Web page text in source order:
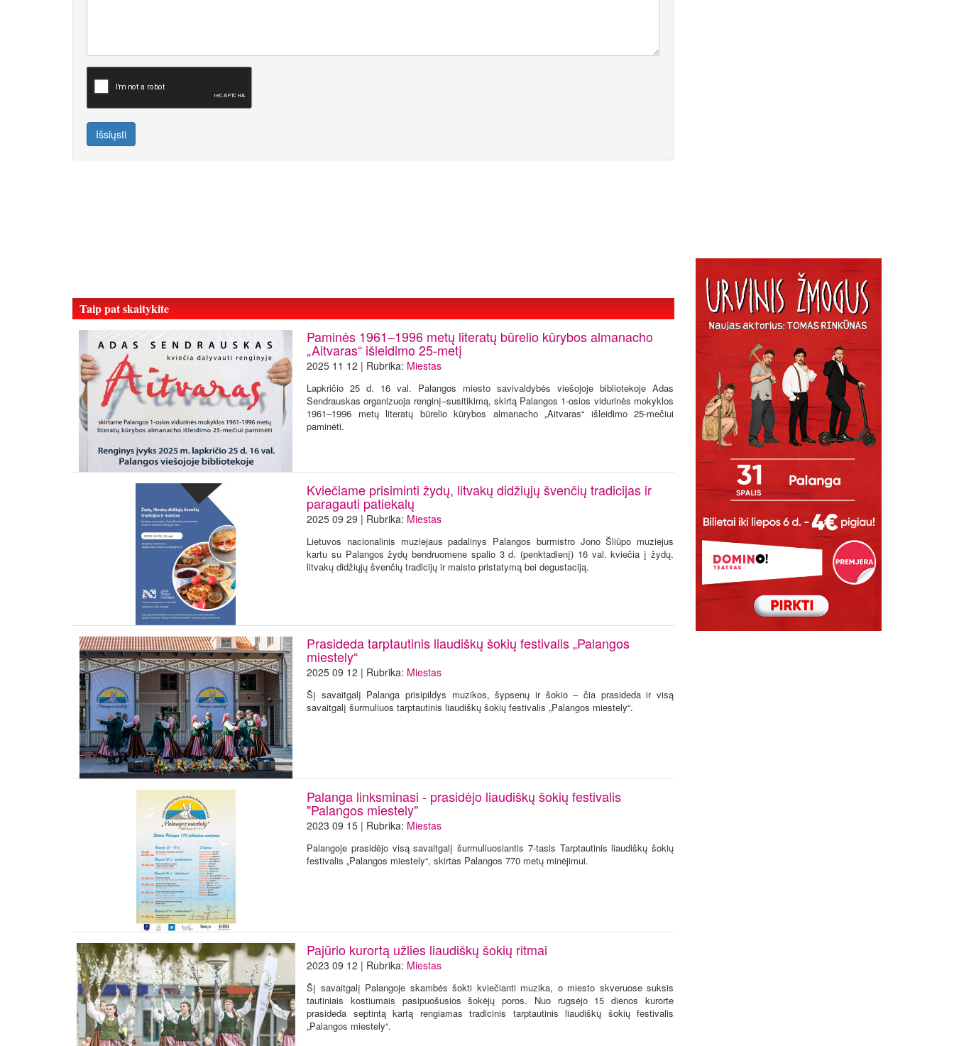
Išsiųsti
Taip pat skaitykite
Paminės 1961–1996 metų literatų būrelio kūrybos almanacho
„Aitvaras“ išleidimo 25-metį
2025 11 12 | Rubrika: Miestas
Lapkričio 25 d. 16 val. Palangos miesto savivaldybės viešojoje bibliotekoje Adas
Sendrauskas organizuoja renginį–susitikimą, skirtą Palangos 1-osios vidurinės mokyklos
1961–1996 metų literatų būrelio kūrybos almanacho „Aitvaras“ išleidimo 25-mečiui
paminėti.
Kviečiame prisiminti žydų, litvakų didžiųjų švenčių tradicijas ir
paragauti patiekalų
2025 09 29 | Rubrika: Miestas
Lietuvos nacionalinis muziejaus padalinys Palangos burmistro Jono Šliūpo muziejus
kartu su Palangos žydų bendruomene spalio 3 d. (penktadienį) 16 val. kviečia į žydų,
litvakų didžiųjų švenčių tradicijų ir maisto pristatymą bei degustaciją.
Prasideda tarptautinis liaudiškų šokių festivalis „Palangos
miestely“
2025 09 12 | Rubrika: Miestas
Šį savaitgalį Palanga prisipildys muzikos, šypsenų ir šokio – čia prasideda ir visą
savaitgalį šurmuliuos tarptautinis liaudiškų šokių festivalis „Palangos miestely“.
Palanga linksminasi - prasidėjo liaudiškų šokių festivalis
"Palangos miestely"
2023 09 15 | Rubrika: Miestas
Palangoje prasidėjo visą savaitgalį šurmuliuosiantis 7-tasis Tarptautinis liaudiškų šokių
festivalis „Palangos miestely“, skirtas Palangos 770 metų minėjimui.
Pajūrio kurortą užlies liaudiškų šokių ritmai
2023 09 12 | Rubrika: Miestas
Šį savaitgalį Palangoje skambės šokti kviečianti muzika, o miesto skveruose suksis
tautiniais kostiumais pasipuošusios šokėjų poros. Nuo rugsėjo 15 dienos kurorte
prasideda septintą kartą rengiamas tradicinis tarptautinis liaudiškų šokių festivalis
„Palangos miestely“.